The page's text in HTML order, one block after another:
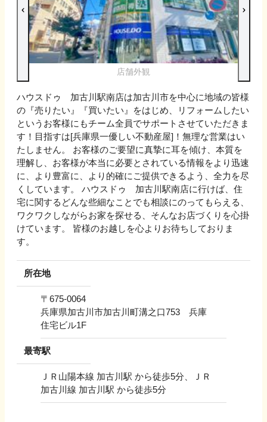
店舗外観
ハウスドゥ 加古川駅南店は加古川市を中心に地域の皆様
の『売りたい』『買いたい』をはじめ、リフォームしたい
というお客様にもチーム全員でサポートさせていただきま
す！目指すは[兵庫県一優しい不動産屋]！無理な営業はい
たしません。 お客様のご要望に真摯に耳を傾け、本質を
理解し、お客様が本当に必要とされている情報をより迅速
に、より豊富に、より的確にご提供できるよう、全力を尽
くしています。 ハウスドゥ 加古川駅南店に行けば、住
宅に関するどんな些細なことでも相談にのってもらえる、
ワクワクしながらお家を探せる、そんなお店づくりを心掛
けています。 皆様のお越しを心よりお待ちしておりま
す。
所在地
〒 675-0064
兵庫県加古川市加古川町溝之口753 兵庫
住宅ビル1F
最寄駅
ＪＲ山陽本線 加古川駅 から徒歩5分、ＪＲ
加古川線 加古川駅 から徒歩5分